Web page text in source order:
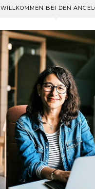
WILLKOMMEN BEI DEN